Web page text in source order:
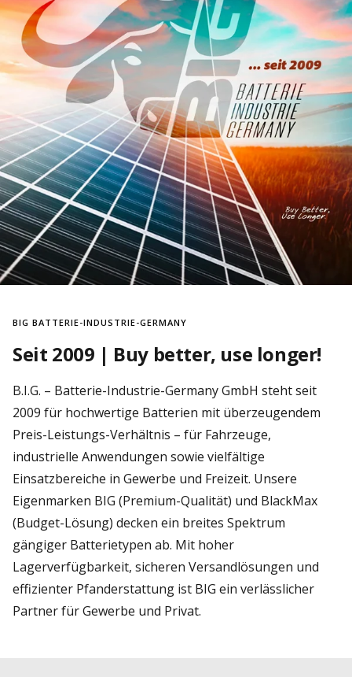
BIG BATTERIE-INDUSTRIE-GERMANY
Seit 2009 | Buy better, use longer!
B.I.G. – Batterie-Industrie-Germany GmbH steht seit
2009 für hochwertige Batterien mit überzeugendem
Preis-Leistungs-Verhältnis – für Fahrzeuge,
industrielle Anwendungen sowie vielfältige
Einsatzbereiche in Gewerbe und Freizeit. Unsere
Eigenmarken BIG (Premium-Qualität) und BlackMax
(Budget-Lösung) decken ein breites Spektrum
gängiger Batterietypen ab. Mit hoher
Lagerverfügbarkeit, sicheren Versandlösungen und
effizienter Pfanderstattung ist BIG ein verlässlicher
Partner für Gewerbe und Privat.